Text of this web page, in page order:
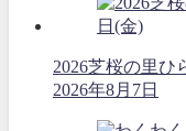
2026芝桜の里
2026年8月7日